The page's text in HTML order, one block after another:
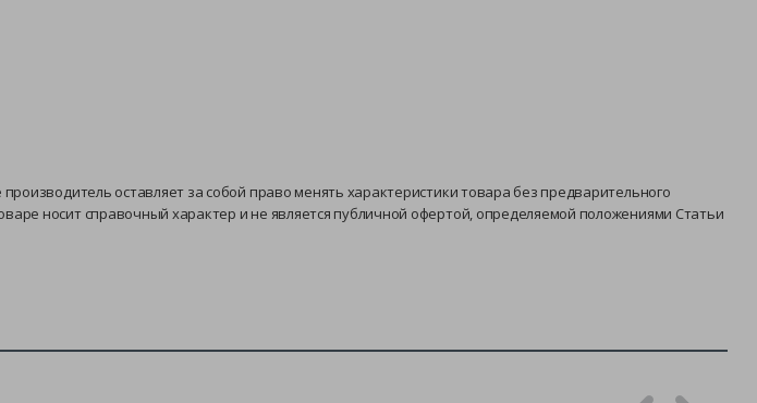
оставляет за собой право менять характеристики товара без предварительного
носит справочный характер и не является публичной офертой, определяемой положениями Статьи